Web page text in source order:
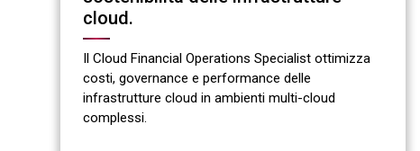
cloud.
Il Cloud Financial Operations Specialist ottimizza
costi, governance e performance delle
infrastrutture cloud in ambienti multi-cloud
complessi.